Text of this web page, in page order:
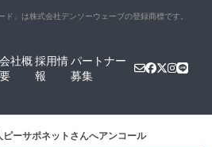
ド」は株式会社デンソーウェーブの登録商標です。
会社概
要
採用情
報
パートナー
募集
ーサポネットさんへアンコール